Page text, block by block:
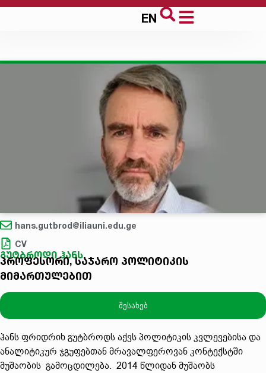
EN
hans.gutbrod@iliauni.edu.ge
CV
გუტბროდი ჰანს
პროფესორი, საჯარო პოლიტიკის
მიმართულებით
შესახებ
ჰანს ფრიდრიხ გუტბროდს აქვს პოლიტიკის კვლევებისა და
ანალიტიკურ ჯგუფებთან მრავალფეროვან კონტექსტში
მუშაობის გამოცდილება. 2014 წლიდან მუშაობს